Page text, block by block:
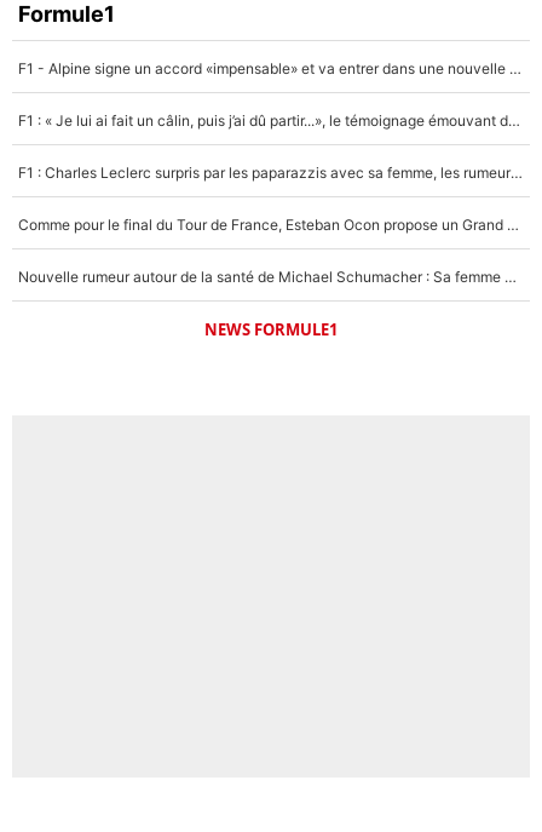
Formule1
F1 - Alpine signe un accord «impensable» et va entrer dans une nouvelle dimension : Grande nouvelle pour Pierre Gasly !
F1 : « Je lui ai fait un câlin, puis j’ai dû partir...», le témoignage émouvant de Max Verstappen sur sa fille
F1 : Charles Leclerc surpris par les paparazzis avec sa femme, les rumeurs étaient vraies !
Comme pour le final du Tour de France, Esteban Ocon propose un Grand Prix de Formule 1 à Paris : «Autour de l’Arc de Triomphe, ce serait génial» !
Nouvelle rumeur autour de la santé de Michael Schumacher : Sa femme Corinna sort du silence
NEWS FORMULE1